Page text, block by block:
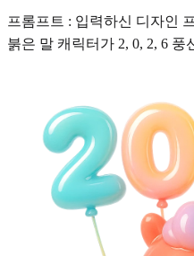
프롬프트 : 입력하신 디자인
붉은 말 캐릭터가 2, 0, 2, 6 풍